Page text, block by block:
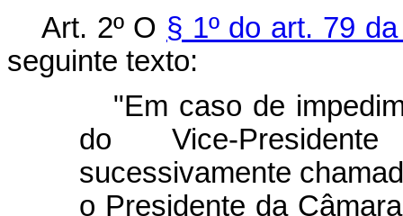
Art. 2º O § 1º do art. 79
seguinte texto:
"Em caso de
do Vice-
sucessivamente
o Presidente da